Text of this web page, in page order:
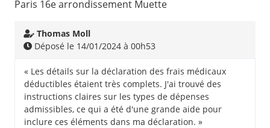
Paris 16e arrondissement Muette
Thomas Moll
Déposé le 14/01/2024 à 00h53
« Les détails sur la déclaration des frais médicaux
déductibles étaient très complets. J'ai trouvé des
instructions claires sur les types de dépenses
admissibles, ce qui a été d'une grande aide pour
inclure ces éléments dans ma déclaration. »